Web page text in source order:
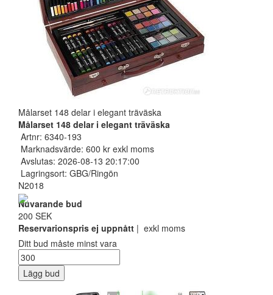
Målarset 148 delar i elegant träväska
Målarset 148 delar i elegant träväska
Artnr: 6340-193
Marknadsvärde: 600 kr exkl moms
Avslutas: 2026-08-13 20:17:00
Lagringsort: GBG/Ringön
N2018
Nuvarande bud
200 SEK
Reservarionspris ej uppnått | exkl moms
Ditt bud måste minst vara
Lägg bud